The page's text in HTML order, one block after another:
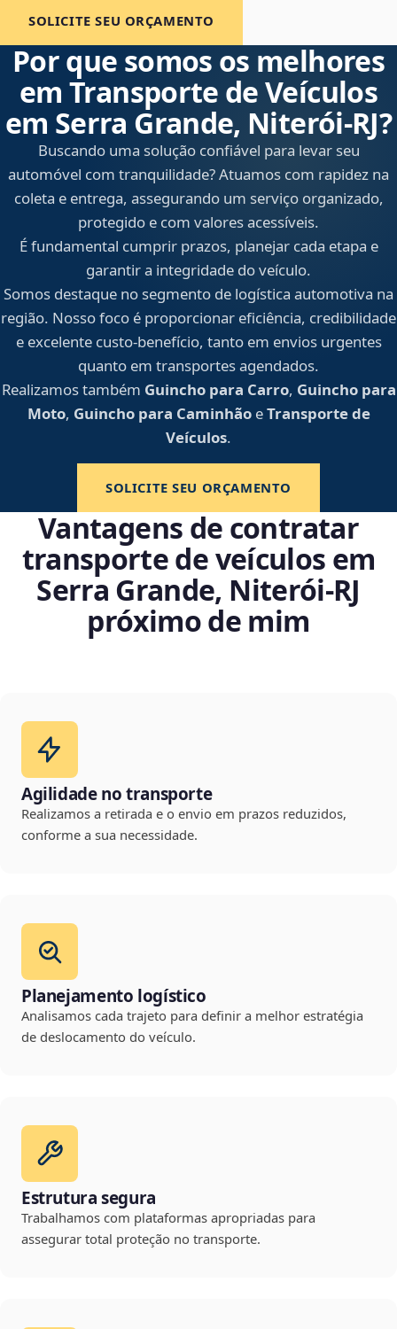
SOLICITE SEU ORÇAMENTO
Por que somos os melhores
em Transporte de Veículos
em Serra Grande, Niterói‑RJ?
Buscando uma solução confiável para levar seu
automóvel com tranquilidade? Atuamos com rapidez na
coleta e entrega, assegurando um serviço organizado,
protegido e com valores acessíveis.
É fundamental cumprir prazos, planejar cada etapa e
garantir a integridade do veículo.
Somos destaque no segmento de logística automotiva na
região. Nosso foco é proporcionar eficiência, credibilidade
e excelente custo-benefício, tanto em envios urgentes
quanto em transportes agendados.
Realizamos também Guincho para Carro, Guincho para
Moto, Guincho para CaminhãoeTransporte de
Veículos.
SOLICITE SEU ORÇAMENTO
Vantagens de contratar
transporte de veículos em
Serra Grande, Niterói‑RJ
próximo de mim
Agilidade no transporte
Realizamos a retirada e o envio em prazos reduzidos,
conforme a sua necessidade.
Planejamento logístico
Analisamos cada trajeto para definir a melhor estratégia
de deslocamento do veículo.
Estrutura segura
Trabalhamos com plataformas apropriadas para
assegurar total proteção no transporte.